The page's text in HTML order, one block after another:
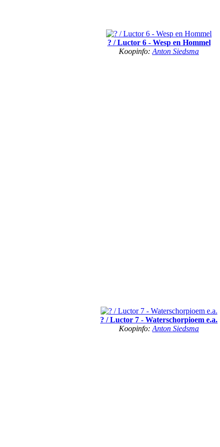
? / Luctor 6 - Wesp en Hommel
Koopinfo: Anton Siedsma
? / Luctor 7 - Waterschorpioem e.a.
Koopinfo: Anton Siedsma